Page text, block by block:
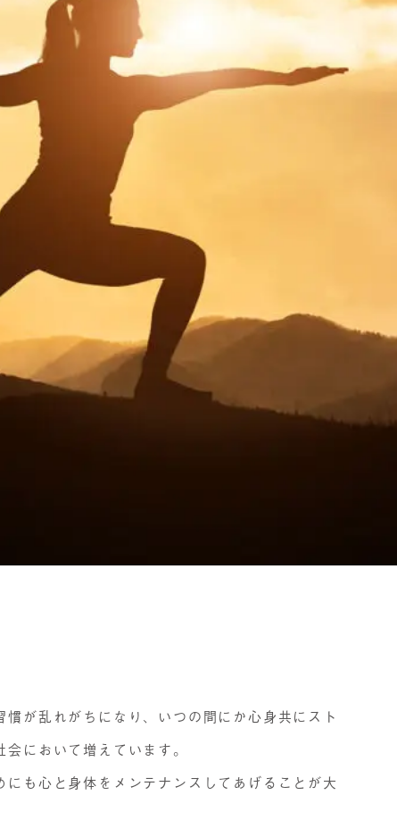
が乱れがちになり、いつの間にか心身共にスト
において増えています。
も心と身体をメンテナンスしてあげることが大